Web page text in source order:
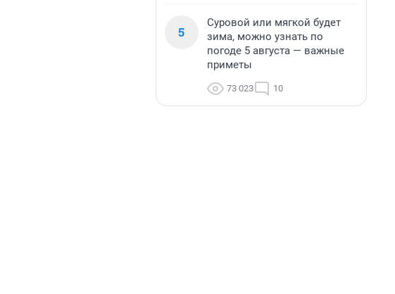
5
Суровой или мягкой будет
зима, можно узнать по
погоде 5 августа — важные
приметы
73 023 10